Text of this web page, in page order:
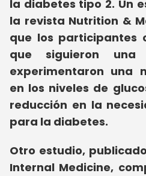
la diabetes tipo 2. Un
la revista Nutrition &
que los participantes
que siguieron una
experimentaron una
en los niveles de
reducción en la
para la diabetes.
Otro estudio,
Internal Medicine,